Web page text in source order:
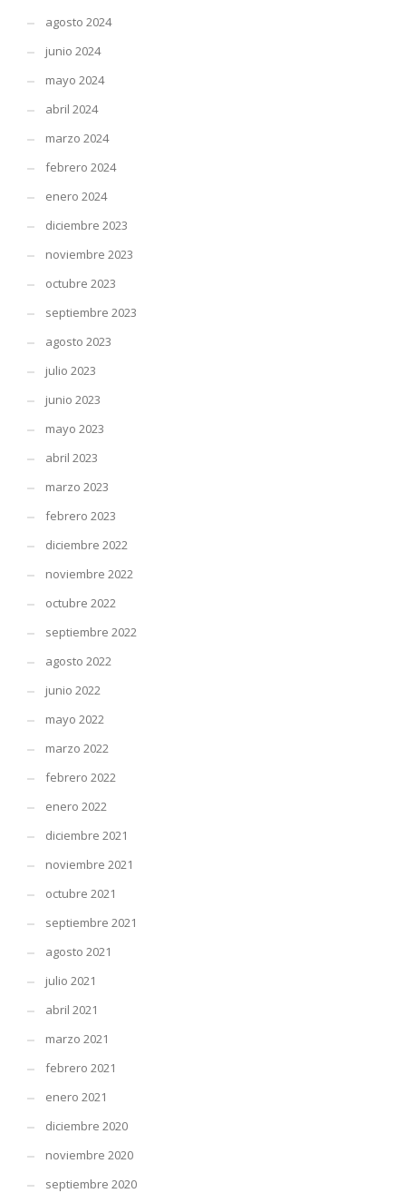
agosto 2024
junio 2024
mayo 2024
abril 2024
marzo 2024
febrero 2024
enero 2024
diciembre 2023
noviembre 2023
octubre 2023
septiembre 2023
agosto 2023
julio 2023
junio 2023
mayo 2023
abril 2023
marzo 2023
febrero 2023
diciembre 2022
noviembre 2022
octubre 2022
septiembre 2022
agosto 2022
junio 2022
mayo 2022
marzo 2022
febrero 2022
enero 2022
diciembre 2021
noviembre 2021
octubre 2021
septiembre 2021
agosto 2021
julio 2021
abril 2021
marzo 2021
febrero 2021
enero 2021
diciembre 2020
noviembre 2020
septiembre 2020